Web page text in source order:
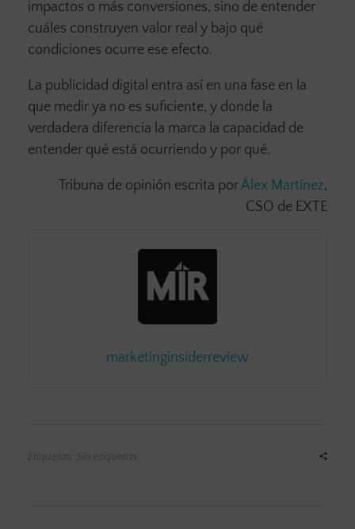
impactos o más conversiones, sino de entender
cuáles construyen valor real y bajo qué
condiciones ocurre ese efecto.
La publicidad digital entra así en una fase en la
que medir ya no es suficiente, y donde la
verdadera diferencia la marca la capacidad de
entender qué está ocurriendo y por qué.
Tribuna de opinión escrita porÁlex Martínez,
CSO de EXTE
marketinginsiderreview
Etiquetas: Sin etiquetas